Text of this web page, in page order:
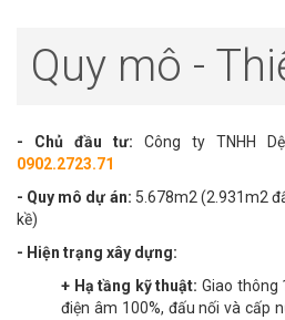
Quy mô -
- Chủ đầu tư: Công ty TNHH
0902.2723.71
- Quy mô dự án: 5.678m2 (2.931m2
kề)
- Hiện trạng xây dựng:
+ Hạ tầng kỹ thuật: Giao thông
điện âm 100%, đấu nối và cấp